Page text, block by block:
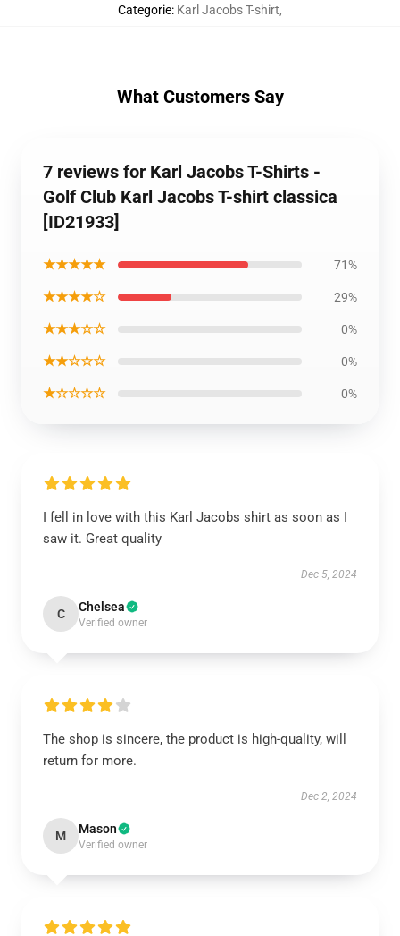
Categorie: Karl Jacobs T-shirt,
What Customers Say
7 reviews for Karl Jacobs T-Shirts -
Golf Club Karl Jacobs T-shirt classica
[ID21933]
★★★★★ 71%
★★★★☆ 29%
★★★☆☆ 0%
★★☆☆☆ 0%
★☆☆☆☆ 0%
I fell in love with this Karl Jacobs shirt as soon as I
saw it. Great quality
Dec 5, 2024
C Chelsea
Verified owner
The shop is sincere, the product is high-quality, will
return for more.
Dec 2, 2024
M Mason
Verified owner